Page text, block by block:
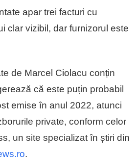
apar trei facturi cu
clar vizibil, dar furnizorul este
de Marcel Ciolacu conțin
că este puțin probabil
emise în anul 2022, atunci
private, conform celor
un site specializat în știri din
.